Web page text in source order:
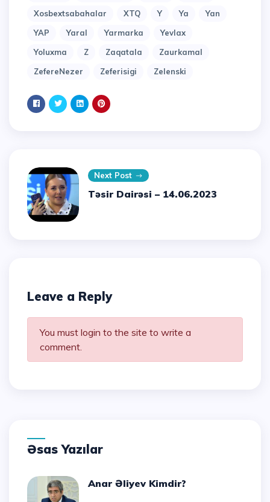
Xosbextsabahalar
XTQ Y Ya
Yan
YAP
Yaral Yarmarka
Yevlax
Yoluxma
Z Zaqatala
Zaurkamal
ZefereNezer
Zeferisigi Zelenski
Next Post
Təsir Dairəsi – 14.06.2023
Leave a Reply
You must login to the site to write a
comment.
Əsas Yazılar
Anar Əliyev Kimdir?